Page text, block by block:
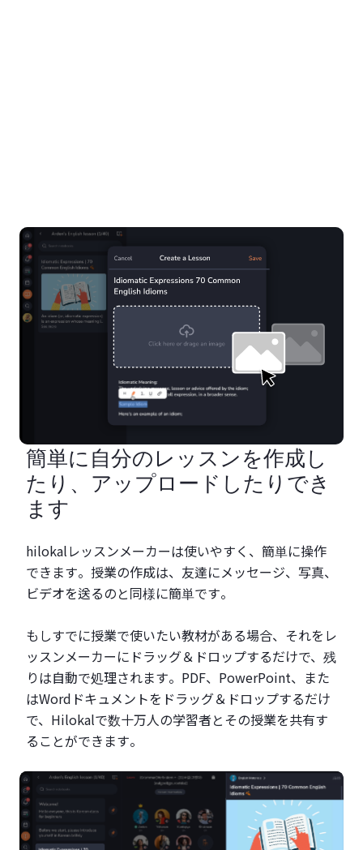
簡単に自分のレッスンを作成し
たり、アップロードしたりでき
ます
hilokalレッスンメーカーは使いやすく、簡単に操作
できます。授業の作成は、友達にメッセージ、写真、
ビデオを送るのと同様に簡単です。
もしすでに授業で使いたい教材がある場合、それをレ
ッスンメーカーにドラッグ＆ドロップするだけで、残
りは自動で処理されます。PDF、PowerPoint、また
はWordドキュメントをドラッグ＆ドロップするだけ
で、Hilokalで数十万人の学習者とその授業を共有す
ることができます。